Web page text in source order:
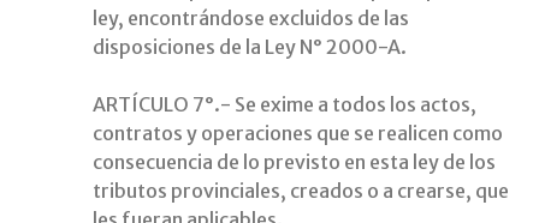
ley, encontrándose excluidos de las
disposiciones de la Ley N° 2000-A.
ARTÍCULO 7°.- Se exime a todos los actos,
contratos y operaciones que se realicen como
consecuencia de lo previsto en esta ley de los
tributos provinciales, creados o a crearse, que